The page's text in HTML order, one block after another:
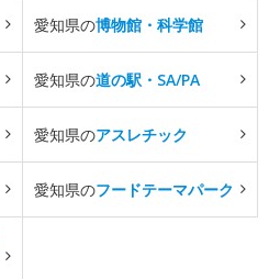
愛知県の博物館・科学館
愛知県の道の駅・SA/PA
愛知県のアスレチック
愛知県のフードテーマパーク